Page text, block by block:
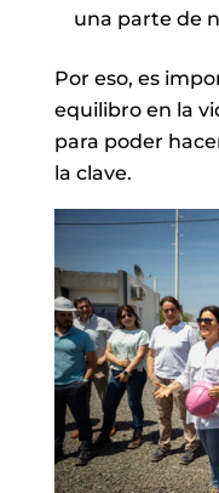
una parte de
Por eso, es
equilibro en la
para poder
la clave.